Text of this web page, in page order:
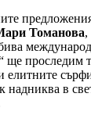
Томанова,
ще проследим
елитните
надниква в